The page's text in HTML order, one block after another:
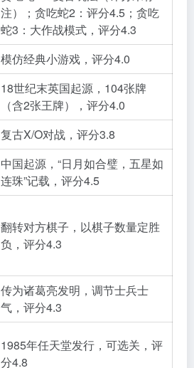
注）；贪吃蛇2：评分4.5；贪吃
蛇3：大作战模式，评分4.3
模仿经典小游戏，评分4.0
18世纪末英国起源，104张牌
（含2张王牌），评分4.0
复古X/O对战，评分3.8
中国起源，“日月如合璧，五星如
连珠”记载，评分4.5
翻转对方棋子，以棋子数量定胜
负，评分4.3
传为诸葛亮发明，调节士兵士
气，评分4.3
1985年任天堂发行，可选关，评
分4.8